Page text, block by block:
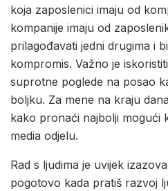
koja zaposlenici imaju od
kompanije imaju od
prilagođavati jedni drugima i
kompromis. Važno je
suprotne poglede na posao
boljku. Za mene na kraju
kako pronaći najbolji mogući
media odjelu.
Rad s ljudima je uvijek
pogotovo kada pratiš razvoj